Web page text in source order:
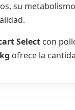
su
Select con
ofrece la